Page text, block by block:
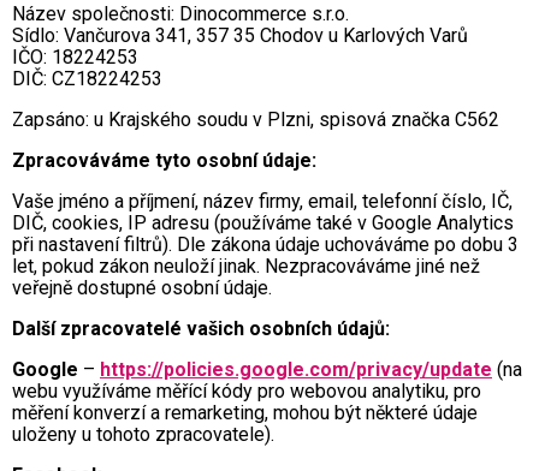
Název společnosti: Dinocommerce s.r.o.
Sídlo: Vančurova 341, 357 35 Chodov u Karlových Varů
IČO: 18224253
DIČ: CZ18224253
Zapsáno: u Krajského soudu v Plzni, spisová značka C562
Zpracováváme tyto osobní údaje:
Vaše jméno a příjmení, název firmy, email, telefonní číslo, IČ,
DIČ, cookies, IP adresu (používáme také v Google Analytics
při nastavení filtrů). Dle zákona údaje uchováváme po dobu 3
let, pokud zákon neuloží jinak. Nezpracováváme jiné než
veřejně dostupné osobní údaje.
Další zpracovatelé vašich osobních údajů:
Google – https://policies.google.com/privacy/update (na
webu využíváme měřící kódy pro webovou analytiku, pro
měření konverzí a remarketing, mohou být některé údaje
uloženy u tohoto zpracovatele).